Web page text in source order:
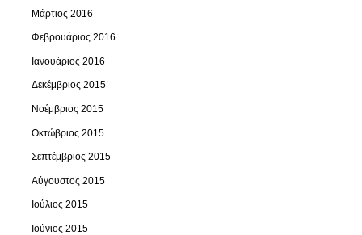
Μάρτιος 2016
Φεβρουάριος 2016
Ιανουάριος 2016
Δεκέμβριος 2015
Νοέμβριος 2015
Οκτώβριος 2015
Σεπτέμβριος 2015
Αύγουστος 2015
Ιούλιος 2015
Ιούνιος 2015